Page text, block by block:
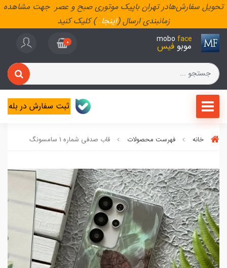
تحویل سفارش‌هادر تهران باپیک موتوری صبح و عصر جهت مشاهده
زمانبندی ارسال (اینجا..) کلیک کنید
mobo face
موبو فیس 0
ثبت سفارش در بله
خانه فهرست محصولات قاب صدفی شماره 1 سامسونگ